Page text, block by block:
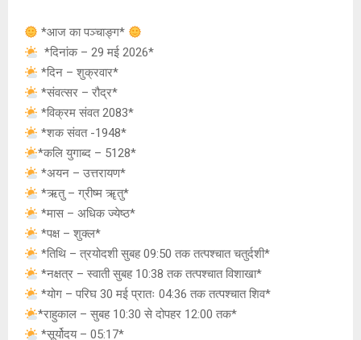
at
s
A
p
p
b
o
o
k
a
g n
*आज का पञ्चाङ्ग*
*दिनांक – 29 मई 2026*
*दिन – शुक्रवार*
*संवत्सर – रौद्र*
*विक्रम संवत 2083*
*शक संवत -1948*
*कलि युगाब्द – 5128*
*अयन – उत्तरायण*
*ऋतु – ग्रीष्म ॠतु*
*मास – अधिक ज्येष्ठ*
*पक्ष – शुक्ल*
*तिथि – त्रयोदशी सुबह 09:50 तक तत्पश्चात चतुर्दशी*
*नक्षत्र – स्वाती सुबह 10:38 तक तत्पश्चात विशाखा*
*योग – परिघ 30 मई प्रातः 04:36 तक तत्पश्चात शिव*
*राहुकाल – सुबह 10:30 से दोपहर 12:00 तक*
*सूर्योदय – 05:17*